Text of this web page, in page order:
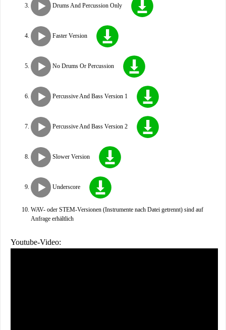
Drums And Percussion Only
Faster Version
No Drums Or Percussion
Percussive And Bass Version 1
Percussive And Bass Version 2
Slower Version
Underscore
WAV- oder STEM-Versionen (Instrumente nach Datei getrennt) sind auf
Anfrage erhältlich
Youtube-Video: